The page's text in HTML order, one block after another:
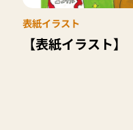
表紙イラスト
【表紙イラスト